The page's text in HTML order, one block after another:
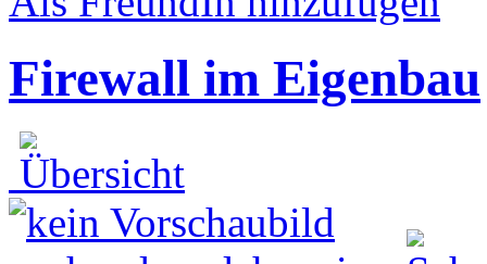
Firewall im Eigenbau